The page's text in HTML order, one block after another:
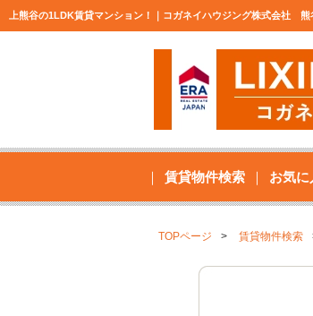
上熊谷の1LDK賃貸マンション！｜コガネイハウジング株式会社 熊
賃貸物件検索 お気
TOPページ 賃貸物件検索